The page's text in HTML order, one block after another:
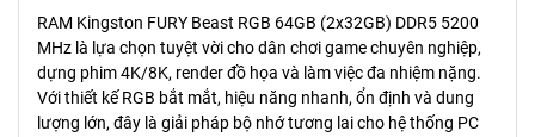
RAM Kingston FURY Beast RGB 64GB (2x32GB) DDR5 5200
MHz là lựa chọn tuyệt vời cho dân chơi game chuyên nghiệp,
dựng phim 4K/8K, render đồ họa và làm việc đa nhiệm nặng.
Với thiết kế RGB bắt mắt, hiệu năng nhanh, ổn định và dung
lượng lớn, đây là giải pháp bộ nhớ tương lai cho hệ thống PC